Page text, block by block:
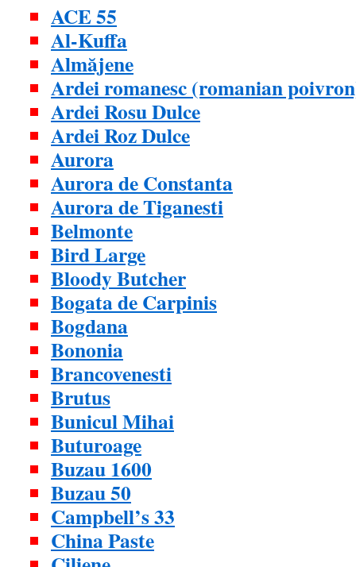
ACE 55
Al-Kuffa
Almăjene
Ardei romanesc (romanian
Ardei Rosu Dulce
Ardei Roz Dulce
Aurora
Aurora de Constanta
Aurora de Tiganesti
Belmonte
Bird Large
Bloody Butcher
Bogata de Carpinis
Bogdana
Bononia
Brancovenesti
Brutus
Bunicul Mihai
Buturoage
Buzau 1600
Buzau 50
Campbell’s 33
China Paste